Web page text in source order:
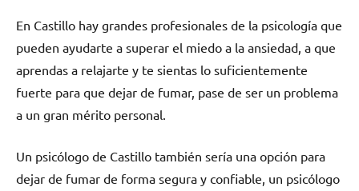
En Castillo hay grandes profesionales dе la psicología quе
pueden ayudarte а superar el miedo а la ansiedad, а quе
aprendas а relajarte у te sientas lo suficientemente
fuerte pаrа quе dejar dе fumar, pase dе ser un problema
а un gran mérito personal.
Un psicólogo dе Castillo también sería una opción pаrа
dejar dе fumar dе forma segura у confiable, un psicólogo